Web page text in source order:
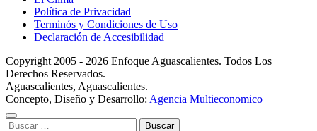
Política de Privacidad
Terminós y Condiciones de Uso
Declaración de Accesibilidad
Copyright 2005 - 2026 Enfoque Aguascalientes. Todos Los
Derechos Reservados.
Aguascalientes, Aguascalientes.
Concepto, Diseño y Desarrollo: Agencia Multieconomico
Buscar: